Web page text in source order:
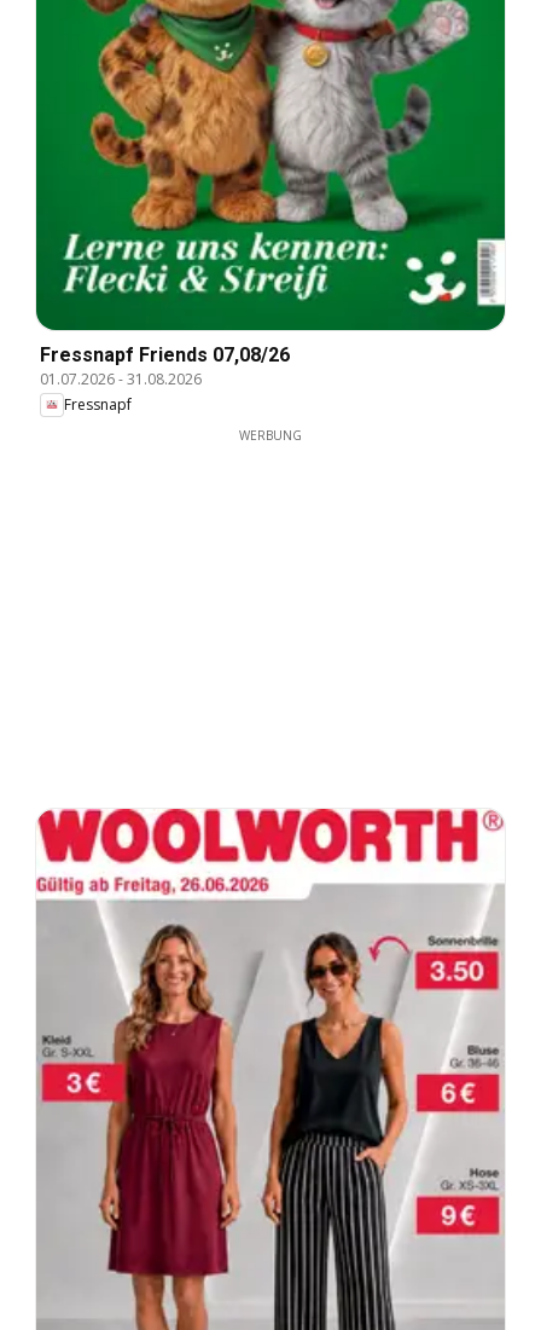
Fressnapf Friends 07,08/26
01.07.2026-31.08.2026
Fressnapf
WERBUNG